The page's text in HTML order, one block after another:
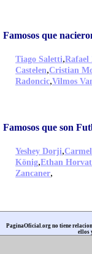
Famosos que
Tiago Saletti,Rafael
Castelen,Cristian
Radoncic,Vilmos
Famosos que son
Yeshey Dorji,
König,Ethan
Zancaner,
PaginaOficial.org no tiene relacion
ellos